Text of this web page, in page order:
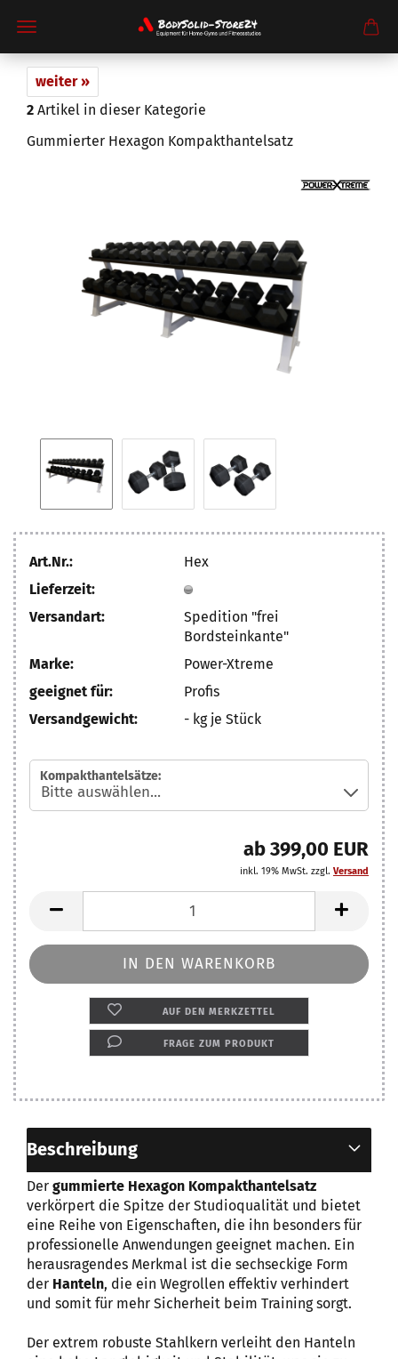
weiter »
2 Artikel in dieser Kategorie
Gummierter Hexagon Kompakthantelsatz
Art.Nr.:
Hex
Lieferzeit:
Versandart:
Spedition "frei
Bordsteinkante"
Marke:
Power-Xtreme
geeignet für:
Profis
Versandgewicht:
- kg je Stück
Kompakthantelsätze:
ab 399,00 EUR
inkl. 19% MwSt. zzgl. Versand
AUF DEN MERKZETTEL
FRAGE ZUM PRODUKT
Beschreibung
Der gummierte Hexagon Kompakthantelsatz
verkörpert die Spitze der Studioqualität und bietet
eine Reihe von Eigenschaften, die ihn besonders für
professionelle Anwendungen geeignet machen. Ein
herausragendes Merkmal ist die sechseckige Form
der Hanteln, die ein Wegrollen effektiv verhindert
und somit für mehr Sicherheit beim Training sorgt.
Der extrem robuste Stahlkern verleiht den Hanteln